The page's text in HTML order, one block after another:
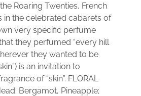
Roaring Twenties, French
in the celebrated cabarets of
very specific perfume
they perfumed “every hill
they wanted to be
is an invitation to
of “skin”. FLORAL
Bergamot, Pineapple;